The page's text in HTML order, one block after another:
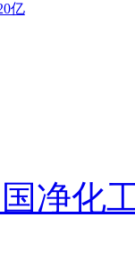
亿
净化